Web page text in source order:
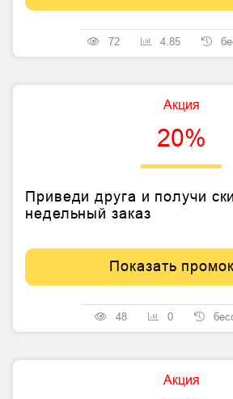
72 4.85
Акция
20%
Приведи друга и получи
недельный заказ
Показать
48 0
Акция